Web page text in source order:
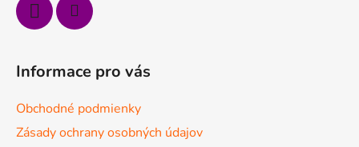
s
Informace pro vás
Obchodné podmienky
Zásady ochrany osobných údajov